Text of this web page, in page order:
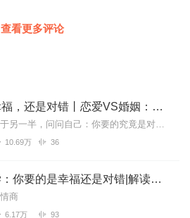
查看更多评论
你要的是幸福，还是对错丨恋爱VS婚姻：亲密关系中的两性认知偏差丨维持长久亲密关系必读
关于婚姻，关于另一半，问问自己：你要的究竟是对错，还是幸福？《你要的是幸福，还是对错》可以说是一本婚姻关系的解答之书，也是一本幸福婚姻的修炼指南。在一段和谐的婚...
10.69万 36
婚姻心理学：你要的是幸福还是对错|解读婚恋心理
商
6.17万 93